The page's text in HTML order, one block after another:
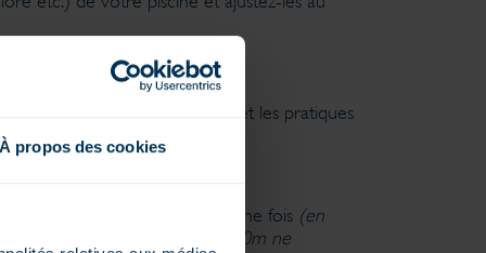
À propos des cookies
?
la fréquence d’utilisation, et les pratiques
généralement effectué qu’une fois (en
pour un niveau d’eau de 1.10m ne